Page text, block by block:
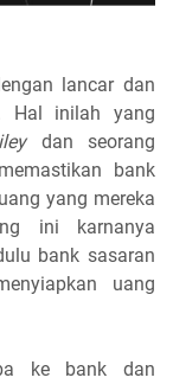
lancar dan
Hal inilah yang
dan seorang
bank
yang mereka
ini karnanya
bank sasaran
uang
ke bank dan